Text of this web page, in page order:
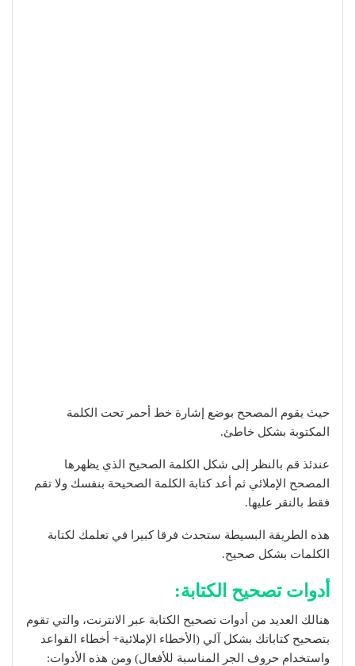
حيث يقوم المصحح بوضع إشارة خط أحمر تحت الكلمة
المكتوبة بشكل خاطئ.
عندئذ قم بالنظر إلى شكل الكلمة الصحيح الذي يظهرها
المصحح الإملائي ثم أعد كتابة الكلمة الصحيحة بنفسك ولا تقم
فقط بالنقر عليها.
هذه الطريقة البسيطة ستحدث فرقا كبيرا في تعلمك لكتابة
الكلمات بشكل صحيح.
أدوات تصحيح الكتابة:
هنالك العديد من أدوات تصحيح الكتابة عبر الانترنت، والتي تقوم
بتصحيح كتاباتك بشكل آلي (الأخطاء الإملائية+ أخطاء القواعد
واستخدام حروف الجر المناسبة للأفعال) ومن هذه الأدوات: